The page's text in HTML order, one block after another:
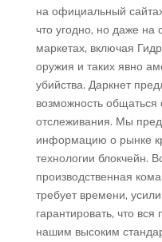
на официальный
что угодно, но даже на
маркетах, включая
оружия и таких явно
убийства. Даркнет
возможность
отслеживания. Мы
информацию о рынке
технологии блокчейн.
производственная
требует времени,
гарантировать, что вся
нашим высоким